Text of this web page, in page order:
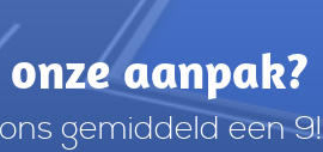
aanpak?
gemiddeld een 9!